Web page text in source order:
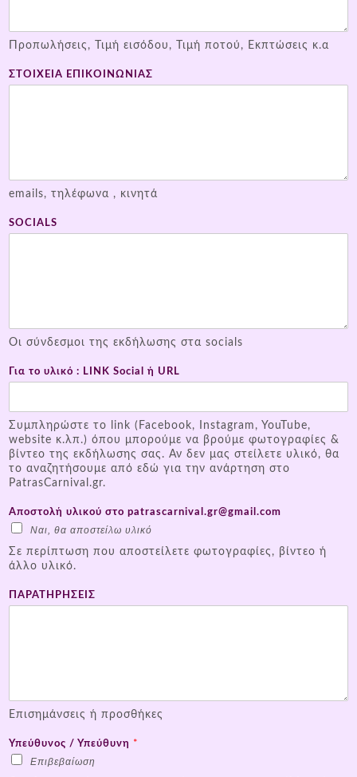
Προπωλήσεις, Τιμή εισόδου, Τιμή ποτού, Εκπτώσεις κ.α
ΣΤΟΙΧΕΙΑ ΕΠΙΚΟΙΝΩΝΙΑΣ
emails, τηλέφωνα , κινητά
SOCIALS
Oι σύνδεσμοι της εκδήλωσης στα socials
Για το υλικό : LINK Social ή URL
Συμπληρώστε το link (Facebook, Instagram, YouTube,
website κ.λπ.) όπου μπορούμε να βρούμε φωτογραφίες &
βίντεο της εκδήλωσης σας. Αν δεν μας στείλετε υλικό, θα
το αναζητήσουμε από εδώ για την ανάρτηση στο
PatrasCarnival.gr.
Αποστολή υλικού στο patrascarnival.gr@gmail.com
Ναι, θα αποστείλω υλικό
Σε περίπτωση που αποστείλετε φωτογραφίες, βίντεο ή
άλλο υλικό.
ΠΑΡΑΤΗΡΗΣΕΙΣ
Επισημάνσεις ή προσθήκες
Υπεύθυνος / Υπεύθυνη *
Επιβεβαίωση